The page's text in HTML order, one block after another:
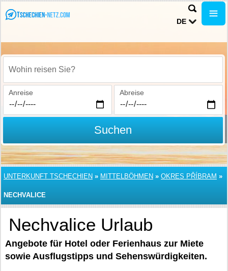
DE
Wohin reisen Sie?
Anreise Abreise
Suchen
UNTERKUNFT TSCHECHIEN » MITTELBÖHMEN » OKRES PŘÍBRAM »
NECHVALICE
Nechvalice Urlaub
Angebote für Hotel oder Ferienhaus zur Miete
sowie Ausflugstipps und Sehenswürdigkeiten.